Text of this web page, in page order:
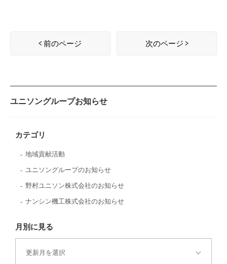
前のページ 次のページ
ユニソングループお知らせ
カテゴリ
地域貢献活動
ユニソングループのお知らせ
野村ユニソン株式会社のお知らせ
ナンシン機工株式会社のお知らせ
月別に見る